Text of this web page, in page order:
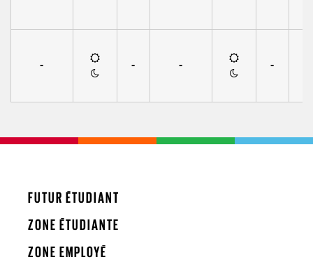
- - - -
FUTUR ÉTUDIANT
ZONE ÉTUDIANTE
ZONE EMPLOYÉ